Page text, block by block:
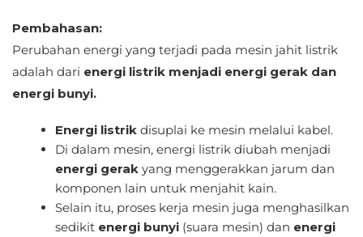
Pembahasan:
Perubahan energi yang terjadi pada mesin jahit listrik
adalah dari energi listrik menjadi energi gerak dan
energi bunyi.
Energi listrik disuplai ke mesin melalui kabel.
Di dalam mesin, energi listrik diubah menjadi
energi gerak yang menggerakkan jarum dan
komponen lain untuk menjahit kain.
Selain itu, proses kerja mesin juga menghasilkan
sedikit energi bunyi (suara mesin) dan energi